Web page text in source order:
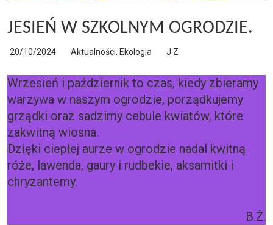
JESIEŃ W SZKOLNYM OGRODZIE.
20/10/2024 Aktualności, Ekologia J Z
Wrzesień i październik to czas, kiedy zbieramy
warzywa w naszym ogrodzie, porządkujemy
grządki oraz sadzimy cebule kwiatów, które
zakwitną wiosna.
Dzięki ciepłej aurze w ogrodzie nadal kwitną
róże, lawenda, gaury i rudbekie, aksamitki i
chryzantemy.
B.Ż.